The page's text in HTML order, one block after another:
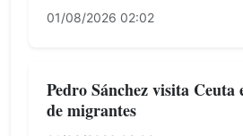
01/08/2026 02:02
Pedro Sánchez visita
de migrantes